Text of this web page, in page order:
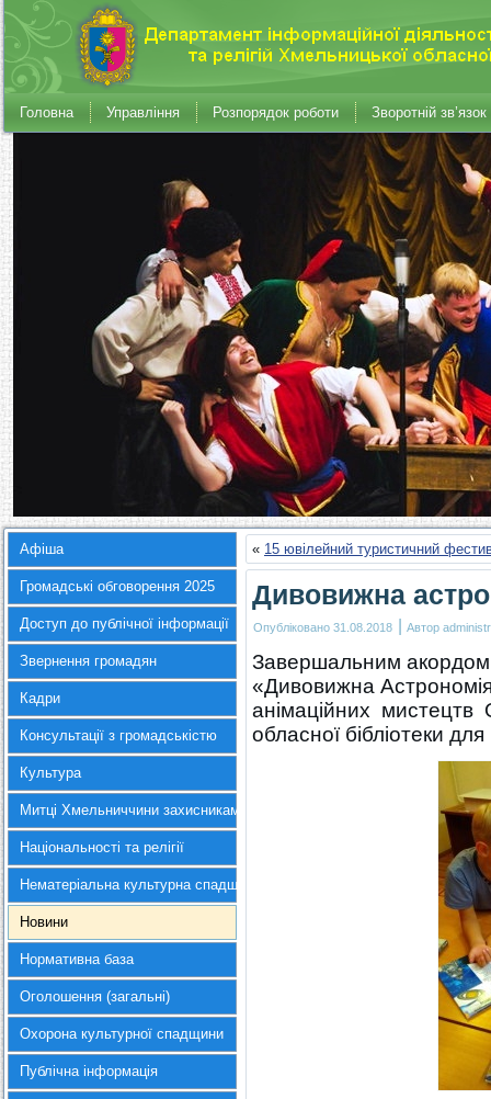
Головна Управління Розпорядок роботи Зворотній зв’язок
Афіша
Громадські обговорення 2025
Доступ до публічної інформації
Звернення громадян
Кадри
Консультації з громадськістю
Культура
Митці Хмельниччини захисникам України
Національності та релігії
Нематеріальна культурна спадщина
Новини
Нормативна база
Оголошення (загальні)
Охорона культурної спадщини
Публічна інформація
« 15 ювілейний туристичний
Дивовижна
Опубліковано 31.08.2018 | Автор
Завершальним акордом
«Дивовижна
анімаційних мистецтв
обласної бібліотеки